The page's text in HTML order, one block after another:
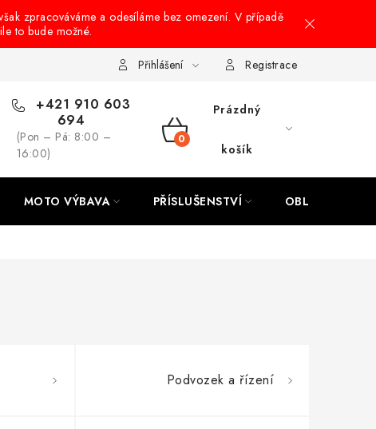
zpracováváme a odesíláme bez omezení. V případě
to bude možné.
ochrany osobních údajů Návody na montáž
Přihlášení Registrace
+421 910 603
694
(Pon – Pá: 8:00 –
16:00)
NÁKUPNÍ
Prázdný
košík
MOTO VÝBAVA PŘÍSLUŠENSTVÍ OBLEČENÍ
Podvozek a řízení